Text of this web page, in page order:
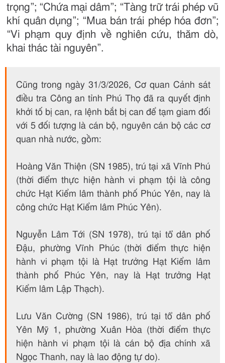
trọng”; “Chứa mại dâm”; “Tàng trữ trái phép vũ
khí quân dụng”; “Mua bán trái phép hóa đơn”;
“Vi phạm quy định về nghiên cứu, thăm dò,
khai thác tài nguyên”.
Cũng trong ngày 31/3/2026, Cơ quan Cảnh sát
điều tra Công an tỉnh Phú Thọ đã ra quyết định
khởi tố bị can, ra lệnh bắt bị can để tạm giam đối
với 5 đối tượng là cán bộ, nguyên cán bộ các cơ
quan nhà nước, gồm:
Hoàng Văn Thiện (SN 1985), trú tại xã Vĩnh Phú
(thời điểm thực hiện hành vi phạm tội là công
chức Hạt Kiểm lâm thành phố Phúc Yên, nay là
công chức Hạt Kiểm lâm Phúc Yên).
Nguyễn Lâm Tới (SN 1978), trú tại tổ dân phố
Đậu, phường Vĩnh Phúc (thời điểm thực hiện
hành vi phạm tội là Hạt trưởng Hạt Kiểm lâm
thành phố Phúc Yên, nay là Hạt trưởng Hạt
Kiểm lâm Lập Thạch).
Lưu Văn Cường (SN 1986), trú tại tổ dân phố
Yên Mỹ 1, phường Xuân Hòa (thời điểm thực
hiện hành vi phạm tội là cán bộ địa chính xã
Ngọc Thanh, nay là lao động tự do).